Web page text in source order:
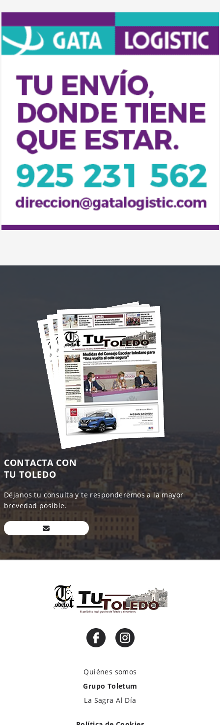
CONTACTA CON
TU TOLEDO
Déjanos tu consulta y te responderemos a la mayor
brevedad posible.
Quiénes somos
Grupo Toletum
La Sagra Al Día